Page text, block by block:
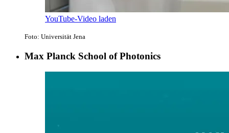
YouTube-Video laden
Foto: Universität Jena
Max Planck School of Photonics